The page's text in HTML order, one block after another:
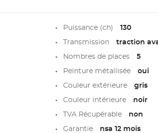
Puissance (ch) 130
Transmission traction
Nombres de places 5
Peinture métallisée oui
Couleur extérieure gris
Couleur intérieure noir
TVA Récupérable non
Garantie nsa 12 mois